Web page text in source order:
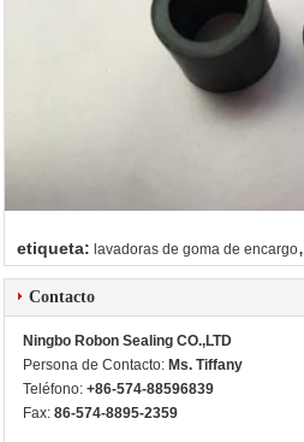
etiqueta: lavadoras de goma de encargo,
Contacto
Ningbo Robon Sealing CO.,LTD
Persona de Contacto: Ms. Tiffany
Teléfono: +86-574-88596839
Fax: 86-574-8895-2359